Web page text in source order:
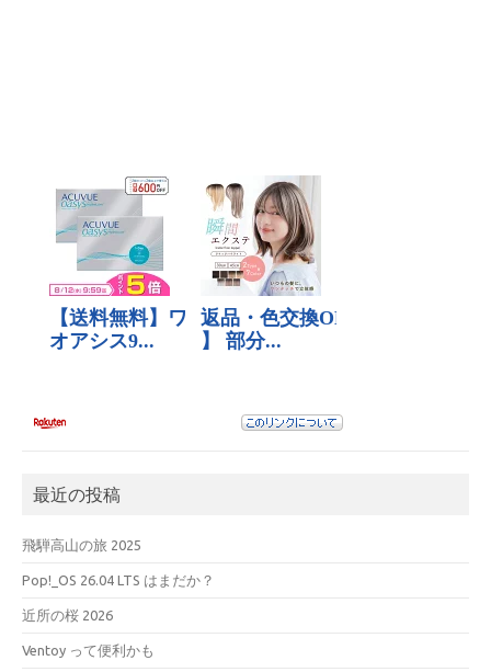
最近の投稿
飛騨高山の旅 2025
Pop!_OS 26.04 LTS はまだか？
近所の桜 2026
Ventoy って便利かも